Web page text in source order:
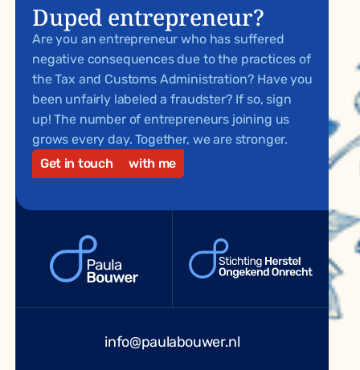
Duped entrepreneur?
Are you an entrepreneur who has suffered
negative consequences due to the practices of
the Tax and Customs Administration? Have you
been unfairly labeled a fraudster? If so, sign
up! The number of entrepreneurs joining us
grows every day. Together, we are stronger.
Get in touch
with me
info@paulabouwer.nl